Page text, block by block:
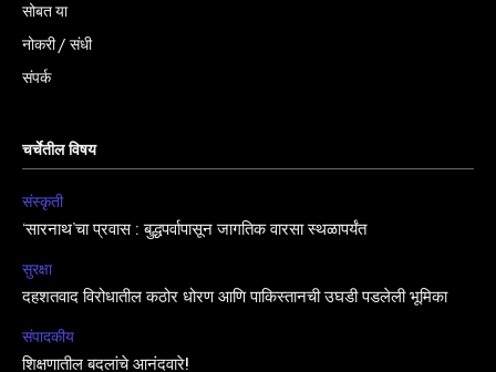
सोबत या
नोकरी / संधी
संपर्क
चर्चेतील विषय
संस्कृती
‘सारनाथ’चा प्रवास : बुद्धपर्वापासून जागतिक वारसा स्थळापर्यंत
सुरक्षा
दहशतवाद विरोधातील कठोर धोरण आणि पाकिस्तानची उघडी पडलेली भूमिका
संपादकीय
शिक्षणातील बदलांचे आनंदवारे!